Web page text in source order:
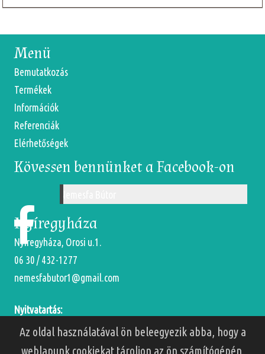
Az oldal használatával ön beleegyezik abba, hogy a
weblapunk cookiekat tároljon az ön számítógépén.
Menü
Bemutatkozás
Termékek
Információk
Referenciák
Elérhetőségek
Kövessen bennünket a Facebook-on
Nyíregyháza
Nyíregyháza, Orosi u.1.
06 30 / 432-1277
nemesfabutor1@gmail.com
Nyitvatartás:
Hétfőtől-Péntekig: 9-18 óráig
Szombaton: 9-13 óráig